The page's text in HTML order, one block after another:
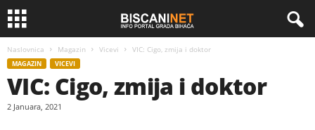
Naslovnica Magazin Vicevi VIC: Cigo, zmija i doktor
MAGAZIN VICEVI
VIC: Cigo, zmija i doktor
2 Januara, 2021